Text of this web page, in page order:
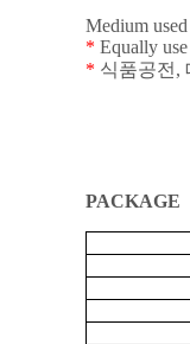
Medium
* Equally
* 식품공전 ,
PACKAGE